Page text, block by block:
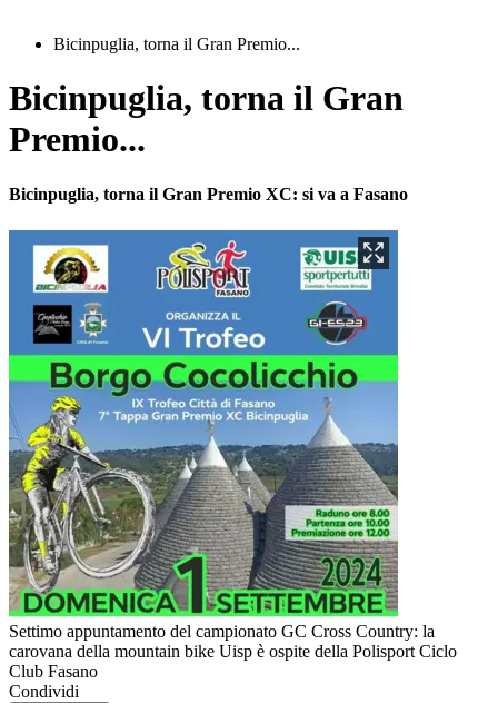
Bicinpuglia, torna il Gran Premio...
Bicinpuglia, torna il Gran
Premio...
Bicinpuglia, torna il Gran Premio XC: si va a Fasano
Settimo appuntamento del campionato GC Cross Country: la
carovana della mountain bike Uisp è ospite della Polisport Ciclo
Club Fasano
Condividi